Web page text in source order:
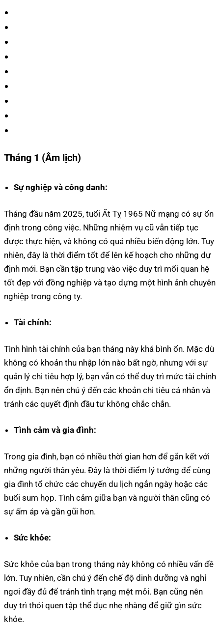
Tháng 1 (Âm lịch)
Sự nghiệp và công danh:
Tháng đầu năm 2025, tuổi Ất Tỵ 1965 Nữ mạng có sự ổn
định trong công việc. Những nhiệm vụ cũ vẫn tiếp tục
được thực hiện, và không có quá nhiều biến động lớn. Tuy
nhiên, đây là thời điểm tốt để lên kế hoạch cho những dự
định mới. Bạn cần tập trung vào việc duy trì mối quan hệ
tốt đẹp với đồng nghiệp và tạo dựng một hình ảnh chuyên
nghiệp trong công ty.
Tài chính:
Tình hình tài chính của bạn tháng này khá bình ổn. Mặc dù
không có khoản thu nhập lớn nào bất ngờ, nhưng với sự
quản lý chi tiêu hợp lý, bạn vẫn có thể duy trì mức tài chính
ổn định. Bạn nên chú ý đến các khoản chi tiêu cá nhân và
tránh các quyết định đầu tư không chắc chắn.
Tình cảm và gia đình:
Trong gia đình, bạn có nhiều thời gian hơn để gắn kết với
những người thân yêu. Đây là thời điểm lý tưởng để cùng
gia đình tổ chức các chuyến du lịch ngắn ngày hoặc các
buổi sum họp. Tình cảm giữa bạn và người thân cũng có
sự ấm áp và gần gũi hơn.
Sức khỏe:
Sức khỏe của bạn trong tháng này không có nhiều vấn đề
lớn. Tuy nhiên, cần chú ý đến chế độ dinh dưỡng và nghỉ
ngơi đầy đủ để tránh tình trạng mệt mỏi. Bạn cũng nên
duy trì thói quen tập thể dục nhẹ nhàng để giữ gìn sức
khỏe.